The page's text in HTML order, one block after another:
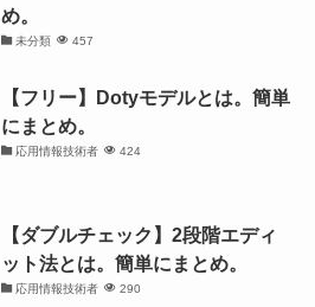
め。
未分類 457
【フリー】Dotyモデルとは。簡単
にまとめ。
応用情報技術者 424
【ダブルチェック】2段階エディ
ット法とは。簡単にまとめ。
応用情報技術者 290